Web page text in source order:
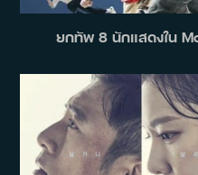
ยกทัพ 8 นักแสดงใน